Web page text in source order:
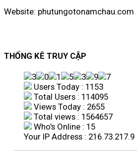
Website: phutungotonamchau.com
THỐNG KÊ TRUY CẬP
Users Today : 1153
Total Users : 114095
Views Today : 2655
Total views : 1564657
Who's Online : 15
Your IP Address : 216.73.217.9